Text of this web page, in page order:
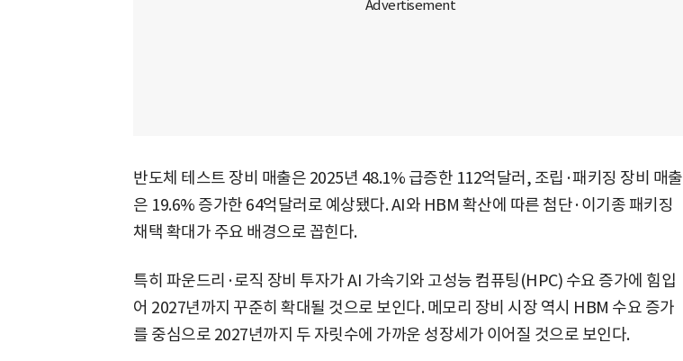
반도체 테스트 장비 매출은 2025년 48.1% 급증한 112억달러, 조립·패키징 장비 매출
은 19.6% 증가한 64억달러로 예상됐다. AI와 HBM 확산에 따른 첨단·이기종 패키징
채택 확대가 주요 배경으로 꼽힌다.
특히 파운드리·로직 장비 투자가 AI 가속기와 고성능 컴퓨팅(HPC) 수요 증가에 힘입
어 2027년까지 꾸준히 확대될 것으로 보인다. 메모리 장비 시장 역시 HBM 수요 증가
를 중심으로 2027년까지 두 자릿수에 가까운 성장세가 이어질 것으로 보인다.